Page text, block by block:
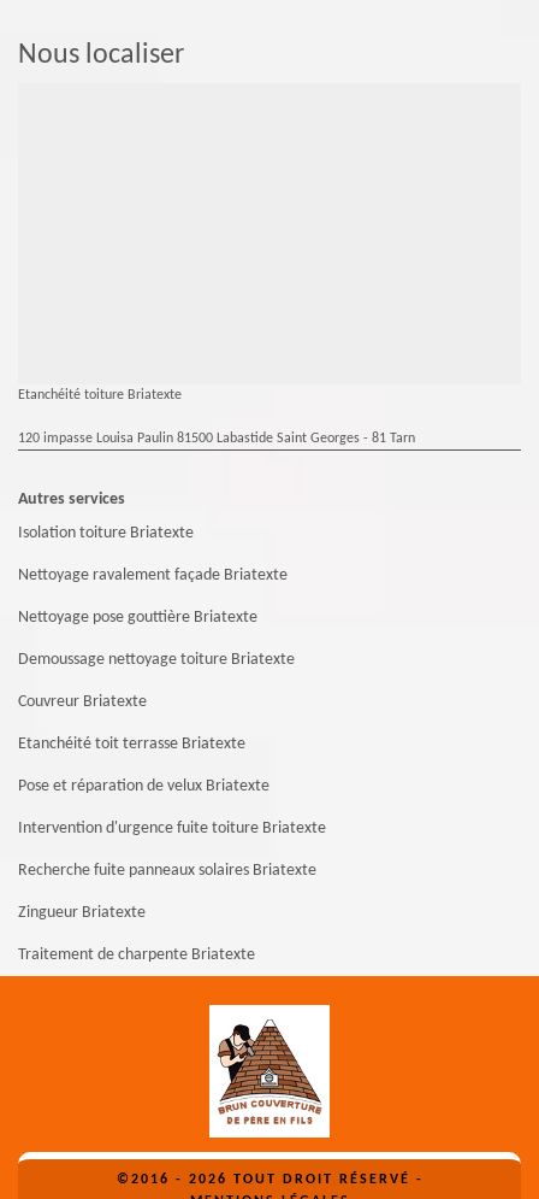
Nous localiser
Etanchéité toiture Briatexte
120 impasse Louisa Paulin 81500 Labastide Saint Georges - 81 Tarn
Autres services
Isolation toiture Briatexte
Nettoyage ravalement façade Briatexte
Nettoyage pose gouttière Briatexte
Demoussage nettoyage toiture Briatexte
Couvreur Briatexte
Etanchéité toit terrasse Briatexte
Pose et réparation de velux Briatexte
Intervention d'urgence fuite toiture Briatexte
Recherche fuite panneaux solaires Briatexte
Zingueur Briatexte
Traitement de charpente Briatexte
©2016 - 2026 TOUT DROIT RÉSERVÉ -